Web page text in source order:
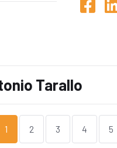
Tarallo
1 2 3 4 5